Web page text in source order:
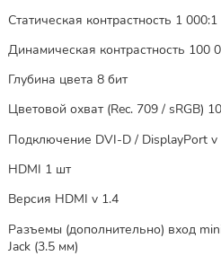
Статическая контрастность 1 000:1
Динамическая контрастность 100
Глубина цвета 8 бит
Цветовой охват (Rec. 709 / sRGB)
Подключение DVI-D / DisplayPort v
HDMI 1 шт
Версия HDMI v 1.4
Разъемы (дополнительно) вход
Jack (3.5 мм)